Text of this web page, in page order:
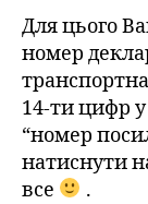
Для цього
номер
14-ти цифр
“номер
натиснути
все
.